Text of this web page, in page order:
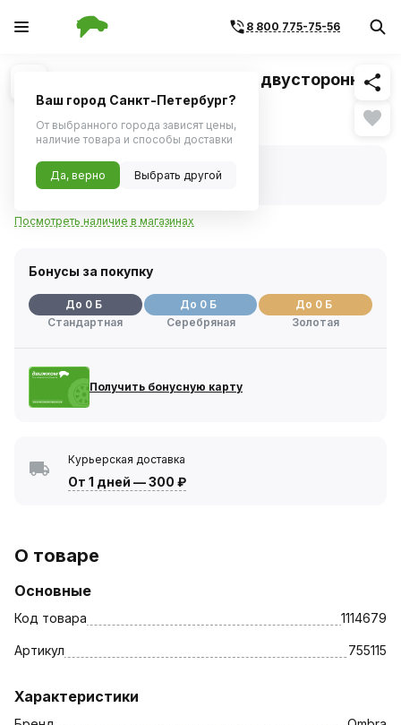
8 800 775-75-56
1/2 Похожие
Отвертка Ombra стержневая двусторонняя
ROUND GRIP, РН1,SL5x150 мм
Нет в наличии
Нет в наличии
Код товара:1114679
Артикул:755115
Посмотреть наличие в магазинах
Бонусы за покупку
До 0 Б
Стандартная
До 0 Б
Серебряная
До 0 Б
Золотая
Получить бонусную карту
Курьерская доставка
От 1 дней —300 ₽
О товаре
Основные
Код товара 1114679
Артикул 755115
Характеристики
Ваш город Санкт-Петербург?
От выбранного города зависят цены,
наличие товара и способы доставки
Да, верно Выбрать другой